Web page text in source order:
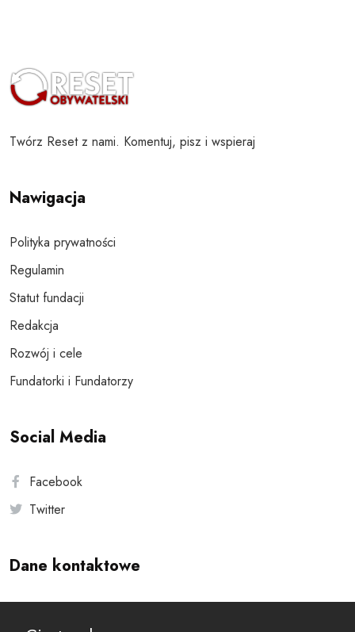
Twórz Reset z nami. Komentuj, pisz i wspieraj
Nawigacja
Polityka prywatności
Regulamin
Statut fundacji
Redakcja
Rozwój i cele
Fundatorki i Fundatorzy
Social Media
Facebook
Twitter
Dane kontaktowe